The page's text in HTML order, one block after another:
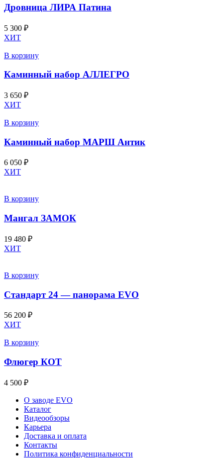
Дровница ЛИРА Патина
5 300 ₽
ХИТ
В корзину
Каминный набор АЛЛЕГРО
3 650 ₽
ХИТ
В корзину
Каминный набор МАРШ Антик
6 050 ₽
ХИТ
В корзину
Мангал ЗАМОК
19 480 ₽
ХИТ
В корзину
Стандарт 24 — панорама EVO
56 200 ₽
ХИТ
В корзину
Флюгер КОТ
4 500 ₽
О заводе EVO
Каталог
Видеообзоры
Карьера
Доставка и оплата
Контакты
Политика конфиденциальности